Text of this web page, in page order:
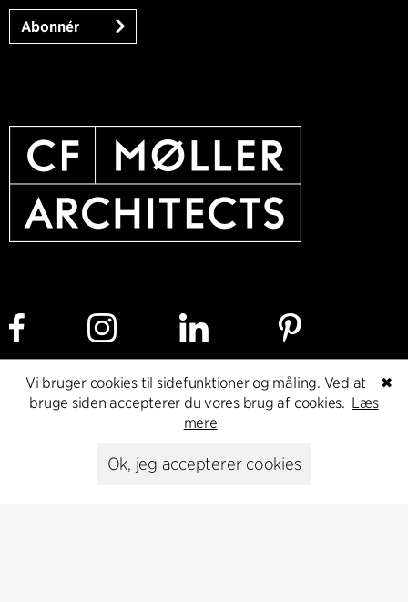
Abonnér
Cookie policy Dataetisk politik
Privacy policy
✖
Vi bruger cookies til sidefunktioner og måling. Ved at
bruge siden accepterer du vores brug af cookies. Læs
mere
Ok, jeg accepterer cookies